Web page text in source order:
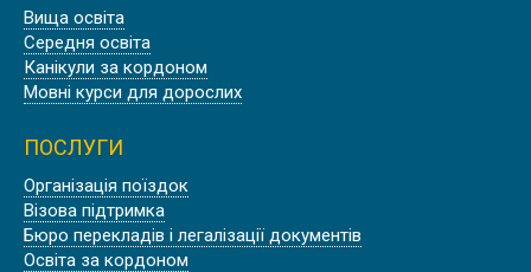
АНГЛІЙСЬКА ДЛЯ МЕДИКІВ, ROSE
OF YORK LANGUAGE SCHOOL
ПРОФЕСІЙНА АНГЛІЙСЬКА ДЛЯ
АВІАТОРІВ ТА ЛЬОТНОГО ЕКІПАЖУ
ROSE OF YORK LANGUAGE SCHOOL,
Вища освіта
Середня освіта
Канікули за кордоном
Мовні курси для дорослих
ПОСЛУГИ
Організація поїздок
Візова підтримка
Бюро перекладів і легалізації документів
Освіта за кордоном